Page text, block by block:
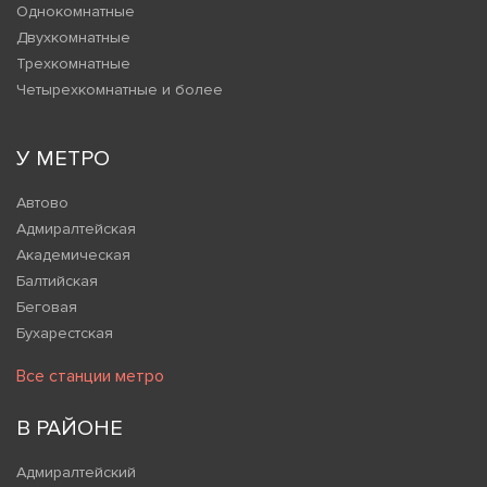
Однокомнатные
Двухкомнатные
Трехкомнатные
Четырехкомнатные и более
У МЕТРО
Автово
Адмиралтейская
Академическая
Балтийская
Беговая
Бухарестская
Все станции метро
В РАЙОНЕ
Адмиралтейский